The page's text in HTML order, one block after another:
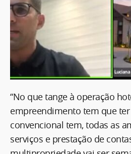
“No que tange à operação
empreendimento tem que
convencional tem, todas as
serviços e prestação de